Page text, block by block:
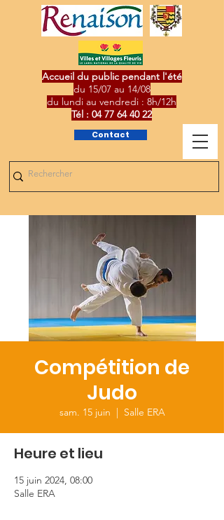
Contact
Accueil du public pendant l'été
du 15/07 au 14/08
du lundi au vendredi : 8h/12h
Tél : 04 77 64 40 22
Compétition de
Judo
sam. 15 juin
  |
Salle ERA
Heure et lieu
15 juin 2024, 08:00
Salle ERA